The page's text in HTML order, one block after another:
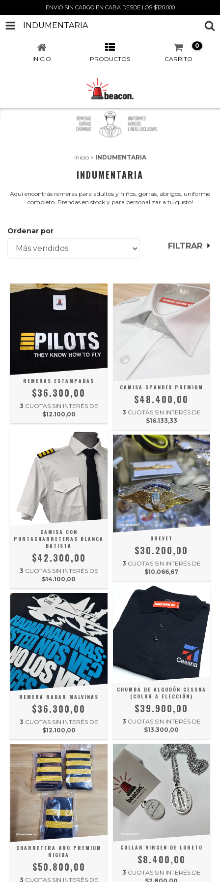
ENVIO SIN CARGO EN CABA DESDE LOS $120.000
INDUMENTARIA
INICIO PRODUCTOS CARRITO
0
Inicio > INDUMENTARIA
INDUMENTARIA
Aqui encontrás remeras para adultos y niños, gorras, abrigos, uniforme
completo. Prendas en stock y para personalizar a tu gusto!
Ordenar por
FILTRAR
REMERAS ESTAMPADAS
$36.300,00
3 CUOTAS SIN INTERÉS DE
$12.100,00
CAMISA SPANDEX PREMIUM
$48.400,00
3 CUOTAS SIN INTERÉS DE
$16.133,33
CAMISA CON
PORTACHARRETERAS BLANCA
BATISTA
$42.300,00
3 CUOTAS SIN INTERÉS DE
$14.100,00
BREVET
$30.200,00
3 CUOTAS SIN INTERÉS DE
$10.066,67
REMERA RADAR MALVINAS
$36.300,00
3 CUOTAS SIN INTERÉS DE
$12.100,00
CHOMBA DE ALGODÓN CESSNA
(COLOR A ELECCIÓN)
$39.900,00
3 CUOTAS SIN INTERÉS DE
$13.300,00
CHARRETERA ORO PREMIUM
RIGIDA
$50.800,00
3 CUOTAS SIN INTERÉS DE
COLLAR VIRGEN DE LORETO
$8.400,00
3 CUOTAS SIN INTERÉS DE